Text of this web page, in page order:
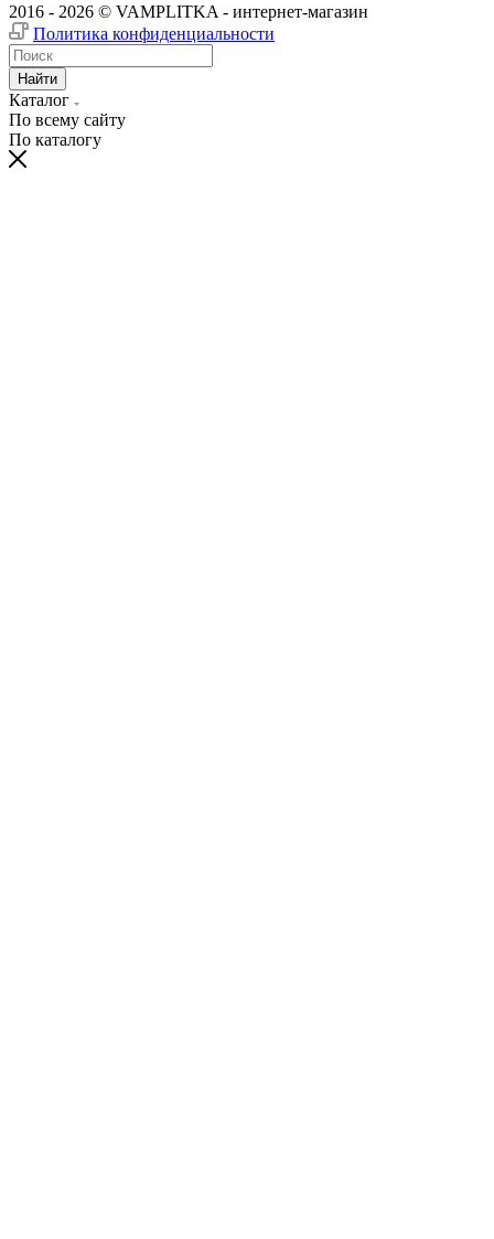
2016 - 2026 © VAMPLITKA - интернет-магазин
Политика конфиденциальности
Найти
Каталог
По всему сайту
По каталогу